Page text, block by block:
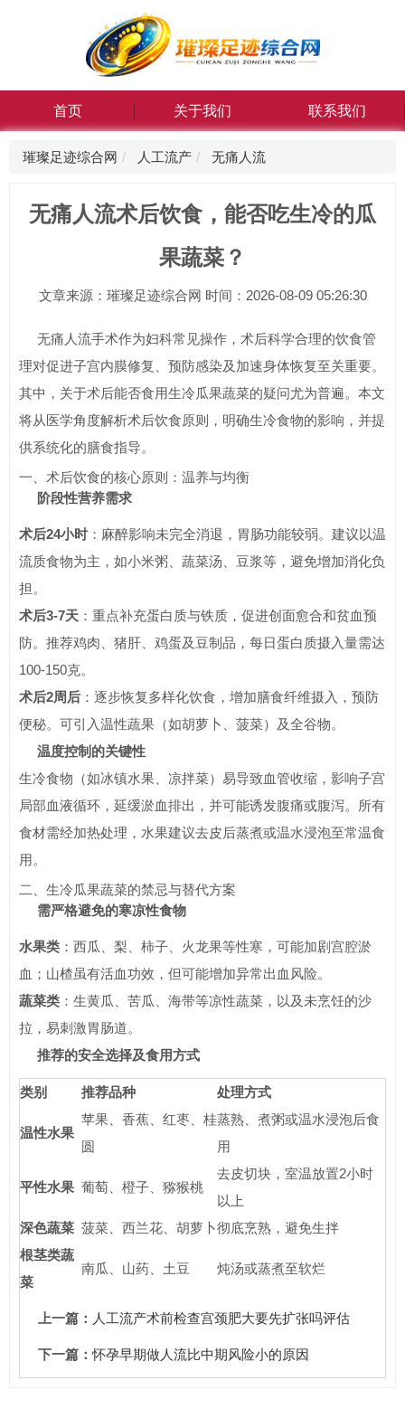
首页 关于我们 联系我们
璀璨足迹综合网 人工流产 无痛人流
无痛人流术后饮食，能否吃生冷的瓜
果蔬菜？
文章来源：璀璨足迹综合网 时间：2026-08-09 05:26:30
无痛人流手术作为妇科常见操作，术后科学合理的饮食管
理对促进子宫内膜修复、预防感染及加速身体恢复至关重要。
其中，关于术后能否食用生冷瓜果蔬菜的疑问尤为普遍。本文
将从医学角度解析术后饮食原则，明确生冷食物的影响，并提
供系统化的膳食指导。
一、术后饮食的核心原则：温养与均衡
阶段性营养需求
术后24小时：麻醉影响未完全消退，胃肠功能较弱。建议以温
流质食物为主，如小米粥、蔬菜汤、豆浆等，避免增加消化负
担。
术后3-7天 ：重点补充蛋白质与铁质，促进创面愈合和贫血预
防。推荐鸡肉、猪肝、鸡蛋及豆制品，每日蛋白质摄入量需达
100-150克。
术后2周后 ：逐步恢复多样化饮食，增加膳食纤维摄入，预防
便秘。可引入温性蔬果（如胡萝卜、菠菜）及全谷物。
温度控制的关键性
生冷食物（如冰镇水果、凉拌菜）易导致血管收缩，影响子宫
局部血液循环，延缓淤血排出，并可能诱发腹痛或腹泻。所有
食材需经加热处理，水果建议去皮后蒸煮或温水浸泡至常温食
用。
二、生冷瓜果蔬菜的禁忌与替代方案
需严格避免的寒凉性食物
水果类 ：西瓜、梨、柿子、火龙果等性寒，可能加剧宫腔淤
血；山楂虽有活血功效，但可能增加异常出血风险。
蔬菜类 ：生黄瓜、苦瓜、海带等凉性蔬菜，以及未烹饪的沙
拉，易刺激胃肠道。
推荐的安全选择及食用方式
类别 推荐品种 处理方式
温性水果
苹果、香蕉、红枣、桂
圆
蒸熟、煮粥或温水浸泡后食
用
平性水果 葡萄、橙子、猕猴桃
去皮切块，室温放置2小时
以上
深色蔬菜 菠菜、西兰花、胡萝卜彻底烹熟，避免生拌
根茎类蔬
菜
南瓜、山药、土豆 炖汤或蒸煮至软烂
上一篇： 人工流产术前检查宫颈肥大要先扩张吗评估
下一篇：怀孕早期做人流比中期风险小的原因